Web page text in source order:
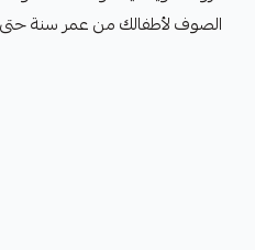
الصوف لأطفالك من عمر سنة حتى 13سنة.